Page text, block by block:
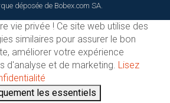
déposée de Bobex.com SA.
vie privée ! Ce site web utilise des
similaires pour assurer le bon
améliorer votre expérience
d'analyse et de marketing. Lisez
les essentiels